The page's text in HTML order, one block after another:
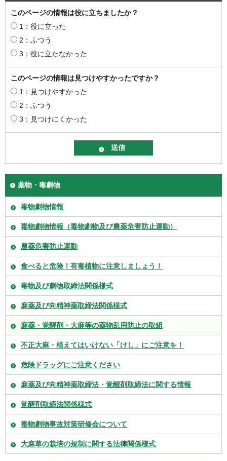
このページの情報は役に立ちましたか？
1：役に立った
2：ふつう
3：役に立たなかった
このページの情報は見つけやすかったですか？
1：見つけやすかった
2：ふつう
3：見つけにくかった
薬物・毒劇物
毒物劇物情報
毒物劇物情報（毒物劇物及び農薬危害防止運動）
農薬危害防止運動
食べると危険！有毒植物に注意しましょう！
毒物及び劇物取締法関係様式
麻薬及び向精神薬取締法関係様式
麻薬・覚醒剤・大麻等の薬物乱用防止の取組
不正大麻・植えてはいけない「けし」にご注意を！
危険ドラッグにご注意ください
麻薬及び向精神薬取締法・覚醒剤取締法に関する情報
覚醒剤取締法関係様式
毒物劇物事故対策研修会について
大麻草の栽培の規制に関する法律関係様式